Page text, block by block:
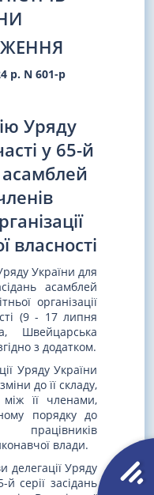
р. N 601-р
Уряду
у 65-й
асамблей
власності
України для
асамблей
організації
(9 - 17 липня
з додатком.
Уряду України
до її складу,
між її членами,
порядку до
влади.
делегації Уряду
серії засідань